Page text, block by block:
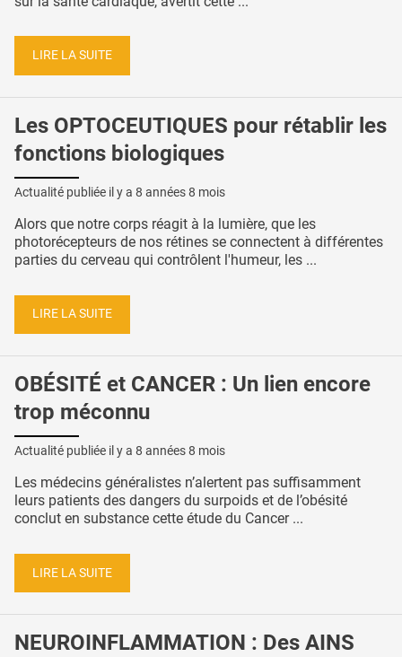
LIRE LA SUITE
Les OPTOCEUTIQUES pour rétablir les
fonctions biologiques
Actualité publiée il y a 8 années 8 mois
Alors que notre corps réagit à la lumière, que les
photorécepteurs de nos rétines se connectent à différentes
parties du cerveau qui contrôlent l'humeur, les ...
LIRE LA SUITE
OBÉSITÉ et CANCER : Un lien encore
trop méconnu
Actualité publiée il y a 8 années 8 mois
Les médecins généralistes n’alertent pas suffisamment
leurs patients des dangers du surpoids et de l’obésité
conclut en substance cette étude du Cancer ...
LIRE LA SUITE
NEUROINFLAMMATION : Des AINS